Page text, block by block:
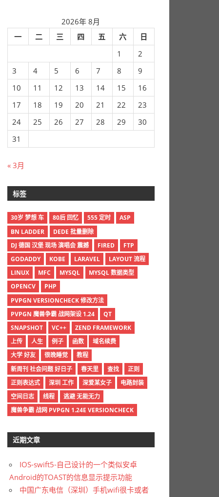
2026年 8月
一
二 三 四 五 六
日
1
2
3
4 5 6 7 8
9
10
11 12 13 14 15
16
17
18 19 20 21 22
23
24
25 26 27 28 29
30
31
« 3月
标签
30岁 梦想 车 80后 回忆 555 定时
ASP
BN LADDER
DEDE 批量删除
DJ 德国 汉堡 现场 演唱会 震撼
FIRED
FTP
GODADDY
KOBE LARAVEL
LAYOUT 流程
LINUX
MFC MYSQL
MYSQL 数据类型
OPENCV
PHP
PVPGN VERSIONCHECK 修改方法
PVPGN 魔兽争霸 战网架设 1.24
QT
SNAPSHOT
VC++
ZEND FRAMEWORK
上传
人生 例子 函数
域名续费
大学 好友
很晚睡觉
教程
新周刊 社会问题 好日子
春天里 查找
正则
正则表达式
深圳 工作 深爱某女子
电路封装
空间日志
线程
逃避 无能无力
魔兽争霸 战网 PVPGN 1.24E VERSIONCHECK
近期文章
IOS-swift5-自己设计的一个类似安卓
Android的TOAST的信息显示提示功能
中国广东电信（深圳）手机wifi很卡或者